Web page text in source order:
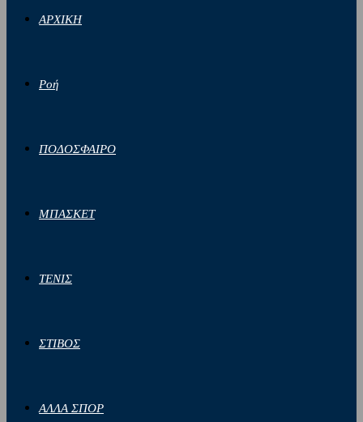
ΑΡΧΙΚΗ
Ροή
ΠΟΔΟΣΦΑΙΡΟ
ΜΠΑΣΚΕΤ
ΤΕΝΙΣ
ΣΤΙΒΟΣ
ΑΛΛΑ ΣΠΟΡ